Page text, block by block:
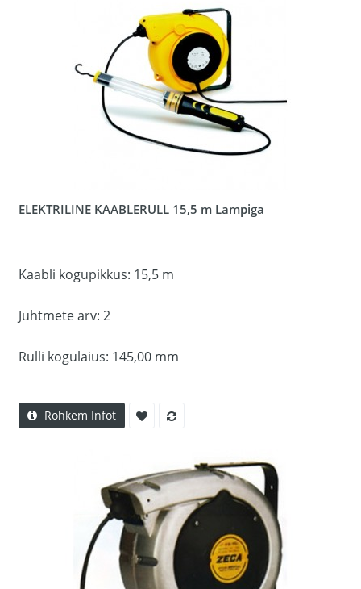
ELEKTRILINE KAABLERULL 15,5 m Lampiga
Kaabli kogupikkus: 15,5 m
Juhtmete arv: 2
Rulli kogulaius: 145,00 mm
Rohkem Infot